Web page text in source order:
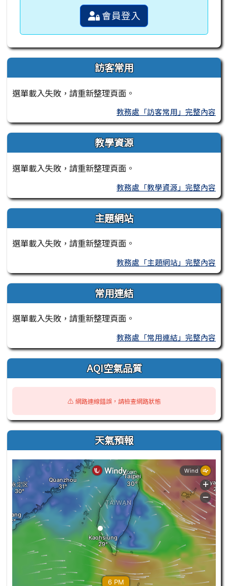
會員登入
訪客常用
選單載入失敗，請重新整理頁面。
教務處「訪客常用」完整內容
教學資源
選單載入失敗，請重新整理頁面。
教務處「教學資源」完整內容
主題網站
選單載入失敗，請重新整理頁面。
教務處「主題網站」完整內容
常用連結
選單載入失敗，請重新整理頁面。
教務處「常用連結」完整內容
AQI空氣品質
⚠️ 網路連線錯誤，請檢查網路狀態
天氣預報